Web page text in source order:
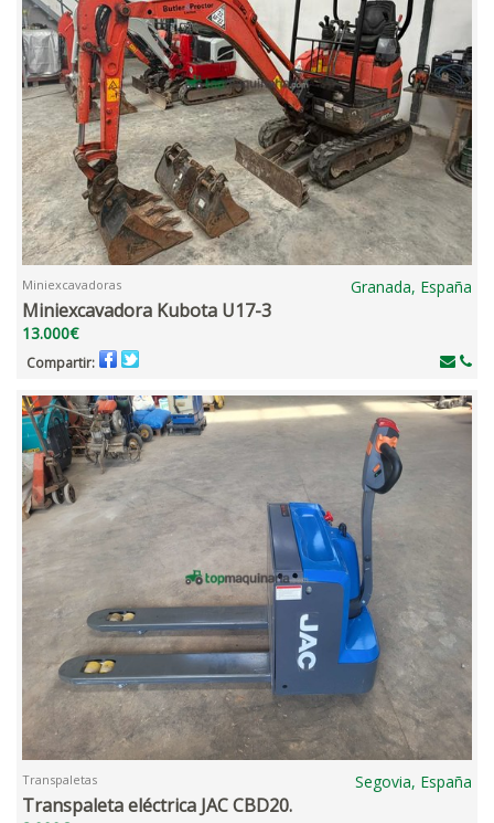
Miniexcavadoras Granada, España
Miniexcavadora Kubota U17-3
13.000€
Compartir:
Transpaletas Segovia, España
Transpaleta eléctrica JAC CBD20.